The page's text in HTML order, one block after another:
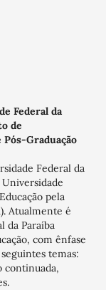
Federal da
de
Pós-Graduação
Federal da
Universidade
pela
Atualmente é
da Paraíba
com ênfase
temas:
continuada,